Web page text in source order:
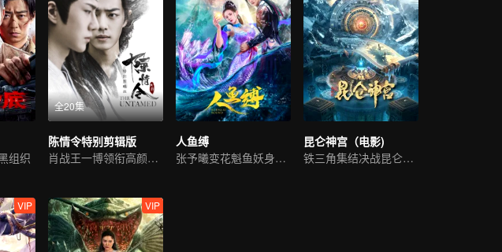
组织
全20集
陈情令特别剪辑版
肖战王一博领衔高颜值阵容
人鱼缚
张予曦变花魁鱼妖身姿撩人
昆仑神宫（电影)
铁三角集结决战昆仑秘境
VIP VIP